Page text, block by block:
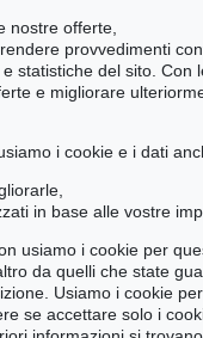
nostre offerte,
provvedimenti
statistiche del sito. Con
e migliorare
i cookie e i dati
in base alle vostre
usiamo i cookie per
da quelli che state
Usiamo i cookie
se accettare solo i